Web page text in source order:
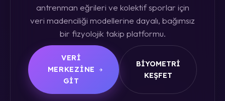
antrenman eğrileri ve kolektif sporlar için
veri madenciliği modellerine dayalı, bağımsız
bir fizyolojik takip platformu.
VERI
MERKEZINE
GIT
BIYOMETRI
KEŞFET